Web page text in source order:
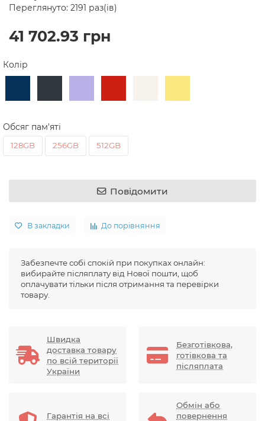
Переглянуто: 2191 раз(ів)
41 702.93 грн
Колір
Обсяг пам'яті
128GB 256GB 512GB
Повідомити
В закладки До порівняння
Забезпечте собі спокій при покупках онлайн:
вибирайте післяплату від Нової пошти, щоб
оплачувати тільки після отримання та перевірки
товару.
Швидка
доставка товару
по всій території
України
Безготівкова,
готівкова та
післяплата
Гарантія на всі
Обмін або
повернення